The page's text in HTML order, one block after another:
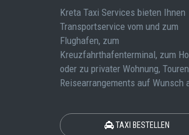
Kreta Taxi Services bieten Ihnen
Transportservice vom und zum
Flughafen, zum
Kreuzfahrthafenterminal, zum
oder zu privater Wohnung,
Reisearrangements auf Wunsch
TAXI BESTELLEN